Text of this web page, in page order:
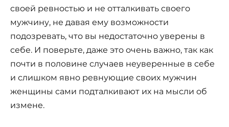
своей ревностью и не отталкивать своего
мужчину, не давая ему возможности
подозревать, что вы недостаточно уверены в
себе. И поверьте, даже это очень важно, так как
почти в половине случаев неуверенные в себе
и слишком явно ревнующие своих мужчин
женщины сами подталкивают их на мысли об
измене.